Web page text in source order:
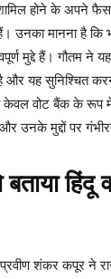
होने के अपने
उनका मानना है कि
मुद्दे हैं। गौतम ने
और यह सुनिश्चित
वोट बैंक के रूप में
उनके मुद्दों पर
हिंदू
प्रवीण शंकर कपूर ने